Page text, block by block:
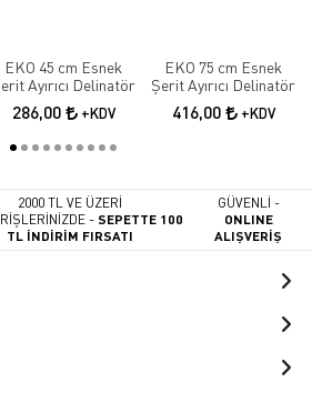
EKO 45 cm Esnek
Ayırıcı Delinatör
286,00 +KDV
EKO 75 cm Esnek
Şerit Ayırıcı Delinatör
416,00 +KDV
2000 TL VE ÜZERİ
-SEPETTE 100
TL İNDİRİM FIRSATI
GÜVENLİ -
ONLINE
ALIŞVERİŞ